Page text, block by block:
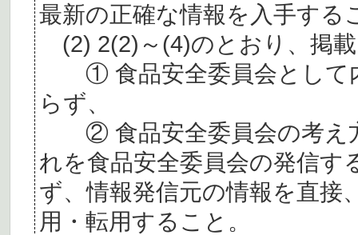
最新の正確な情報を入手する
(2) 2(2)～(4)のとおり、掲
① 食品安全委員会として
らず、
② 食品安全委員会の考え
れを食品安全委員会の発信す
ず、情報発信元の情報を直接
用・転用すること。